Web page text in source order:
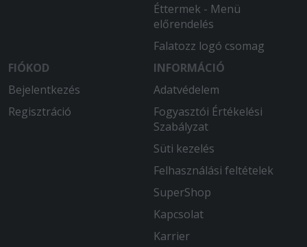
Éttermek - Menü
előrendelés
Falatozz logó csomag
FIÓKOD
Bejelentkezés
Regisztráció
INFORMÁCIÓ
Adatvédelem
Fogyasztói Értékelési
Szabályzat
Süti kezelés
Felhasználási feltételek
SuperShop
Kapcsolat
Karrier